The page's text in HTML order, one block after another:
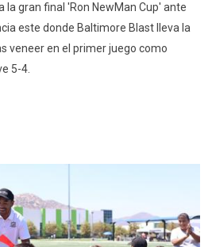
la gran final 'Ron NewMan Cup' ante
este donde Baltimore Blast lleva la
veneer en el primer juego como
5-4.